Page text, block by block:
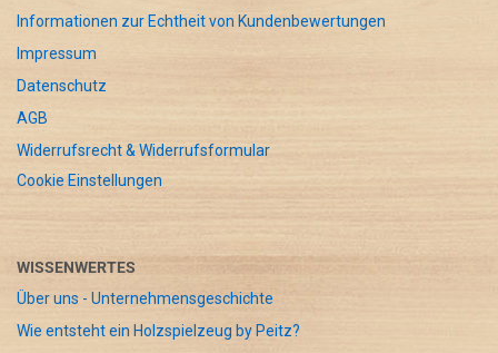
Informationen zur Echtheit von Kundenbewertungen
Impressum
Datenschutz
AGB
Widerrufsrecht & Widerrufsformular
Cookie Einstellungen
WISSENWERTES
Über uns - Unternehmensgeschichte
Wie entsteht ein Holzspielzeug by Peitz?